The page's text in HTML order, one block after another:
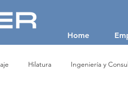
Home
Hilatura Ingeniería y